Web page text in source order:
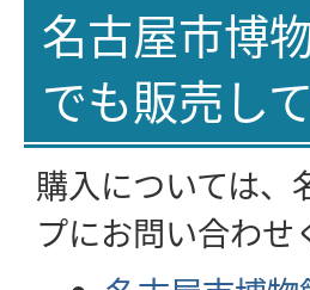
名古屋市博
でも販売し
購入については、
プにお問い合わせ